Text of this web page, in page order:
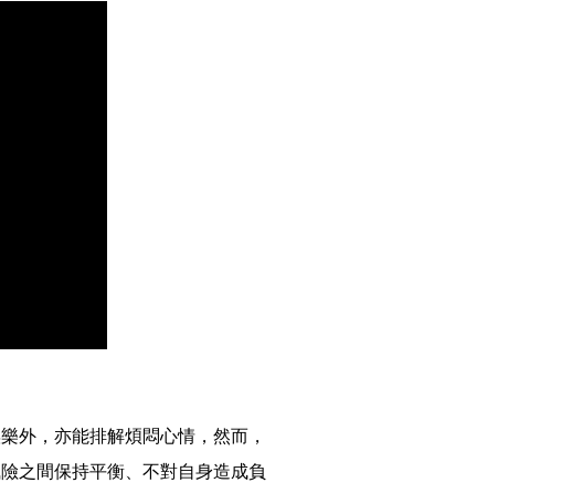
外，亦能排解煩悶心情，然而，
之間保持平衡、不對自身造成負